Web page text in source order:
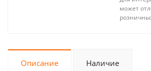
может
Описание Наличие